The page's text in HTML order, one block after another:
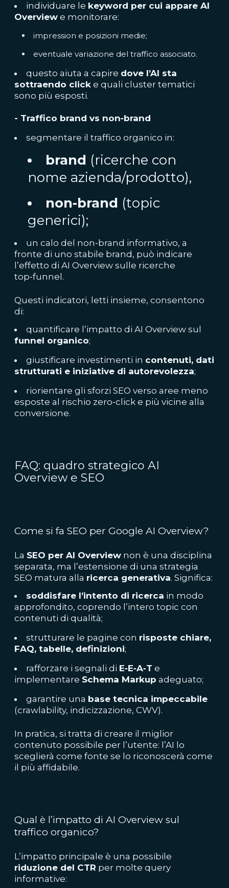
individuare le keyword per cui appare AI
Overview e monitorare:
impression e posizioni medie;
eventuale variazione del traffico associato.
questo aiuta a capire dove l’AI sta
sottraendo click e quali cluster tematici
sono più esposti.
- Traffico brand vs non‑brand
segmentare il traffico organico in:
brand (ricerche con
nome azienda/prodotto),
non‑brand (topic
generici);
un calo del non‑brand informativo, a
fronte di uno stabile brand, può indicare
l’effetto di AI Overview sulle ricerche
top‑funnel.
Questi indicatori, letti insieme, consentono
di:
quantificare l’impatto di AI Overview sul
funnel organico;
giustificare investimenti in contenuti, dati
strutturati e iniziative di autorevolezza;
riorientare gli sforzi SEO verso aree meno
esposte al rischio zero‑click e più vicine alla
conversione.
FAQ: quadro strategico AI
Overview e SEO
Come si fa SEO per Google AI Overview?
La SEO per AI Overview non è una disciplina
separata, ma l’estensione di una strategia
SEO matura alla ricerca generativa. Significa:
soddisfare l’intento di ricerca in modo
approfondito, coprendo l’intero topic con
contenuti di qualità;
strutturare le pagine con risposte chiare,
FAQ, tabelle, definizioni;
rafforzare i segnali di E‑E‑A‑T e
implementare Schema Markup adeguato;
garantire una base tecnica impeccabile
(crawlability, indicizzazione, CWV).
In pratica, si tratta di creare il miglior
contenuto possibile per l’utente: l’AI lo
sceglierà come fonte se lo riconoscerà come
il più affidabile.
Qual è l’impatto di AI Overview sul
traffico organico?
L’impatto principale è una possibile
riduzione del CTR per molte query
informative: